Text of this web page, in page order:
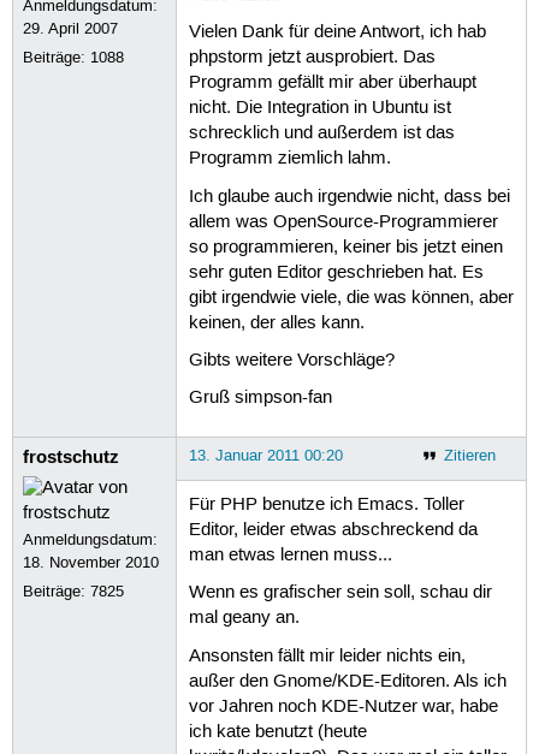
Anmeldungsdatum:
29. April 2007
Beiträge: 1088
Vielen Dank für deine Antwort, ich hab
phpstorm jetzt ausprobiert. Das
Programm gefällt mir aber überhaupt
nicht. Die Integration in Ubuntu ist
schrecklich und außerdem ist das
Programm ziemlich lahm.
Ich glaube auch irgendwie nicht, dass bei
allem was OpenSource-Programmierer
so programmieren, keiner bis jetzt einen
sehr guten Editor geschrieben hat. Es
gibt irgendwie viele, die was können, aber
keinen, der alles kann.
Gibts weitere Vorschläge?
Gruß simpson-fan
frostschutz
Anmeldungsdatum:
18. November 2010
Beiträge:7825
Zitieren
13. Januar 2011 00:20
Für PHP benutze ich Emacs. Toller
Editor, leider etwas abschreckend da
man etwas lernen muss...
Wenn es grafischer sein soll, schau dir
mal geany an.
Ansonsten fällt mir leider nichts ein,
außer den Gnome/KDE-Editoren. Als ich
vor Jahren noch KDE-Nutzer war, habe
ich kate benutzt (heute